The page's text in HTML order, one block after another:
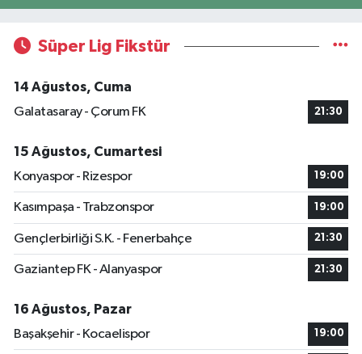
Süper Lig Fikstür
14 Ağustos, Cuma
Galatasaray - Çorum FK
21:30
15 Ağustos, Cumartesi
Konyaspor - Rizespor
19:00
Kasımpaşa - Trabzonspor 19:00
Gençlerbirliği S.K. - Fenerbahçe 21:30
Gaziantep FK - Alanyaspor 21:30
16 Ağustos, Pazar
Başakşehir - Kocaelispor
19:00